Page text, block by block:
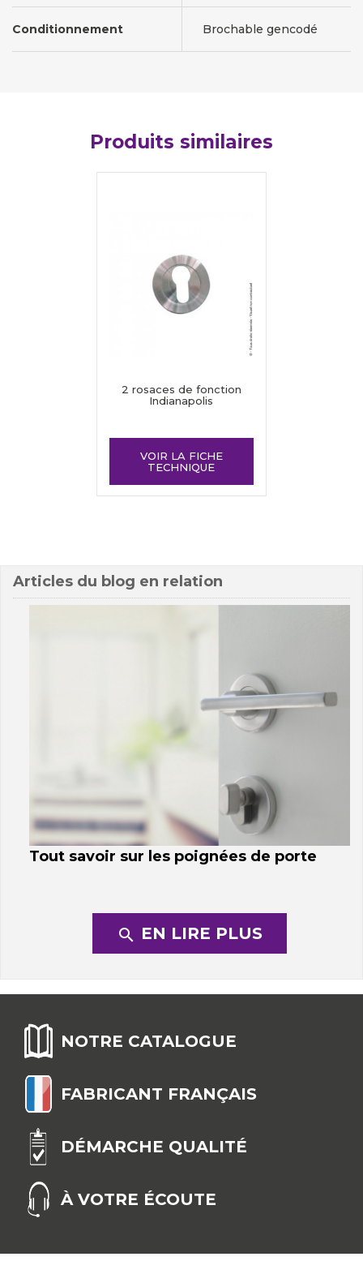
Conditionnement Brochable gencodé
Produits similaires
2 rosaces de fonction
Indianapolis
VOIR LA FICHE
TECHNIQUE
Articles du blog en relation
Tout savoir sur les poignées de porte
search EN LIRE PLUS
NOTRE CATALOGUE
FABRICANT FRANÇAIS
DÉMARCHE QUALITÉ
À VOTRE ÉCOUTE